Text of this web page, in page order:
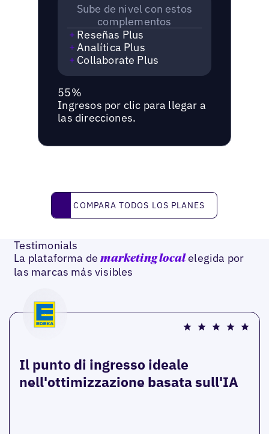
Sube de nivel con estos
complementos
Reseñas Plus
Analítica Plus
Collaborate Plus
55%
Ingresos por clic para llegar a
las direcciones.
Compara todos los planes
COMPARA TODOS LOS PLANES
Testimonials
La plataforma demarketing localelegida por
las marcas más visibles
Il punto di ingresso ideale
nell'ottimizzazione basata sull'IA